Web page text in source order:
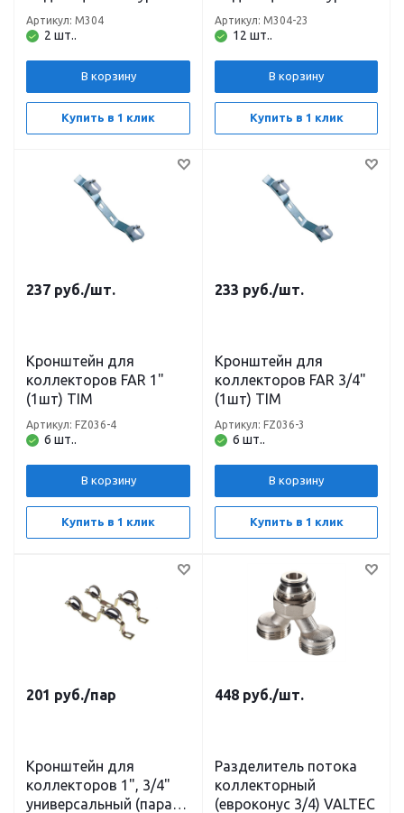
2 шт..
Артикул: M304
В корзину
Купить в 1 клик
ниппелем 1/2 ш х 3/4 ш
под евроконус TIM
12 шт..
Артикул: M304-23
В корзину
Купить в 1 клик
237 руб./шт.
Кронштейн для
коллекторов FAR 1"
(1шт) TIM
6 шт..
Артикул: FZ036-4
В корзину
Купить в 1 клик
233 руб./шт.
Кронштейн для
коллекторов FAR 3/4"
(1шт) TIM
6 шт..
Артикул: FZ036-3
В корзину
Купить в 1 клик
201 руб./пар
Кронштейн для
коллекторов 1", 3/4"
универсальный (пара)
448 руб./шт.
Разделитель потока
коллекторный
(евроконус 3/4) VALTEC